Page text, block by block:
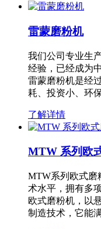
雷蒙磨粉机
我们公司专业生
经验，已经成为
雷蒙磨粉机是经
耗、投资小、环
了解详情
MTW 系列欧
MTW系列欧式磨
术水平，拥有多
欧式磨粉机，以
制造技术，它能